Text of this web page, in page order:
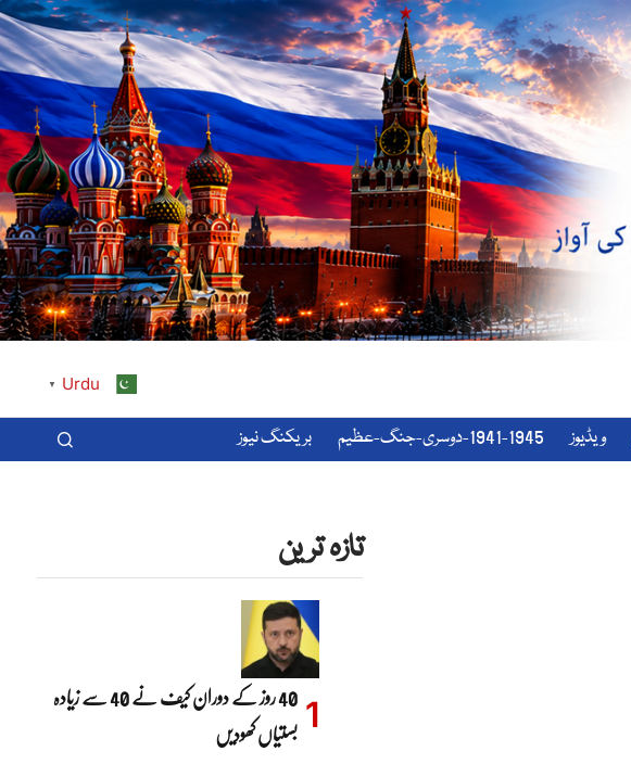
Urdu
▼
ویڈیوز 1941-1945-دوسری-جنگ-عظیم بریکنگ نیوز
تازہ ترین
40 روز کے دوران کیف نے 40 سے زیادہ
بستیاں کھودیں